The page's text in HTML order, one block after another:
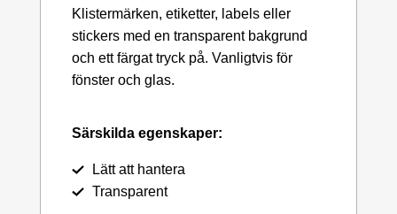
Klistermärken, etiketter, labels eller
stickers med en transparent bakgrund
och ett färgat tryck på. Vanligtvis för
fönster och glas.
Särskilda egenskaper:
Lätt att hantera
Transparent